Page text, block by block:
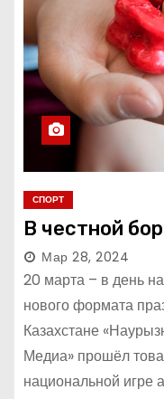
СПОРТ
В честной
Мар 28, 2024
20 марта – в день
нового формата
Казахстане
Медиа» прошёл
национальной игре